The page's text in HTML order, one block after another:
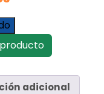
adicional